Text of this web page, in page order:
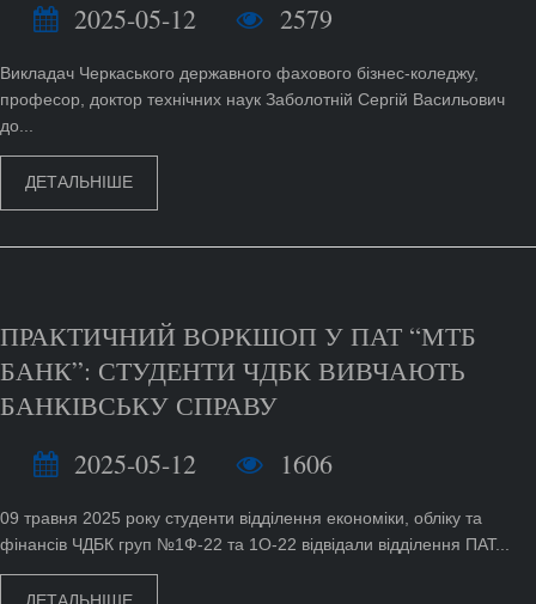
2025-05-12
2579
Викладач Черкаського державного фахового бізнес-коледжу,
професор, доктор технічних наук Заболотній Сергій Васильович
до...
ДЕТАЛЬНІШЕ
ПРАКТИЧНИЙ ВОРКШОП У ПАТ “МТБ
БАНК”: СТУДЕНТИ ЧДБК ВИВЧАЮТЬ
БАНКІВСЬКУ СПРАВУ
2025-05-12
1606
09 травня 2025 року студенти відділення економіки, обліку та
фінансів ЧДБК груп №1Ф-22 та 1О-22 відвідали відділення ПАТ...